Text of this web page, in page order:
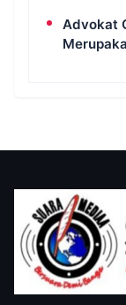
Advokat